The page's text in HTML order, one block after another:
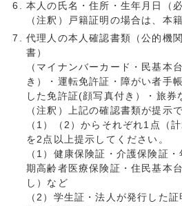
本人の氏名・住所・生年月日（
（注釈）戸籍証明の場合は、本
代理人の本人確認書類（公的機
書）
（マイナンバーカード・民基本
き）・運転免許証・障がい者手
した免許証(顔写真付き）・旅券
（注釈）上記の確認書類が提示
（1）（2）からそれぞれ1点（
を2点以上提示してください。
（1）健康保険証・介護保険証
期高齢者医療保険証・住民基本
し）など
（2）学生証・法人が発行した